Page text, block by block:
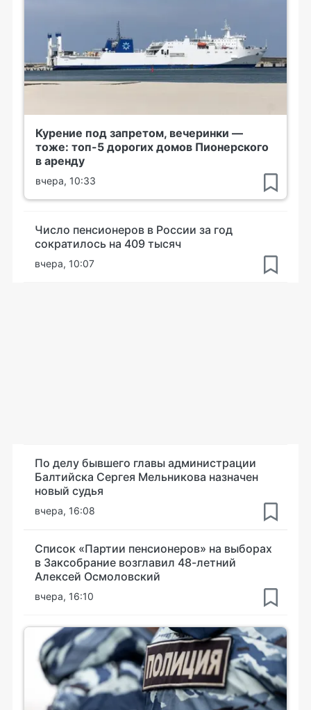
Курение под запретом, вечеринки —
тоже: топ-5 дорогих домов Пионерского
в аренду
вчера, 10:33
Число пенсионеров в России за год
сократилось на 409 тысяч
вчера, 10:07
По делу бывшего главы администрации
Балтийска Сергея Мельникова назначен
новый судья
вчера, 16:08
Список «Партии пенсионеров» на выборах
в Заксобрание возглавил 48-летний
Алексей Осмоловский
вчера, 16:10